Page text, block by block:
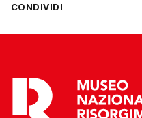
CONDIVIDI